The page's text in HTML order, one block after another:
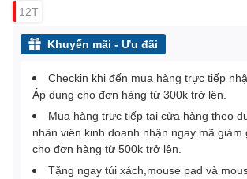
12T
Khuyến mãi - Ưu đãi
Checkin khi đến mua hàng trực tiếp
Áp dụng cho đơn hàng từ 300k trở lên.
Mua hàng trực tiếp tại cửa hàng theo
nhân viên kinh doanh nhận ngay mã giảm
cho đơn hàng từ 500k trở lên.
Tặng ngay túi xách,mouse pad và